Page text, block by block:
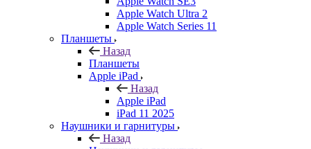
Apple Watch Ultra 2
Apple Watch Series 11
Планшеты
Назад
Планшеты
Apple iPad
Назад
Apple iPad
iPad 11 2025
Наушники и гарнитуры
Назад